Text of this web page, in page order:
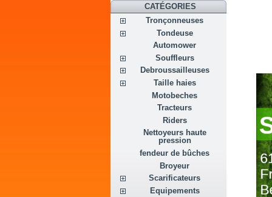
CATÉGORIES
Tronçonneuses
Tondeuse
Automower
Souffleurs
Debroussailleuses
Taille haies
Motobeches
Tracteurs
Riders
Nettoyeurs haute
pression
fendeur de bûches
Broyeur
Scarificateurs
Equipements